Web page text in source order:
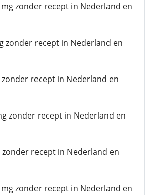
zonder recept in Nederland en
zonder recept in Nederland en
recept in Nederland en
zonder recept in Nederland en
zonder recept in Nederland en
zonder recept in Nederland en